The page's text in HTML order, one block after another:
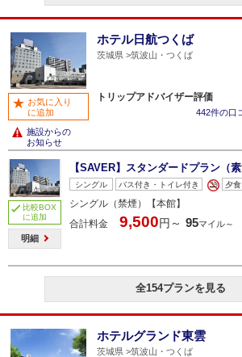
ホテル日航つくば
茨城県 筑波山・つくば
トリップアドバイザー評価
442件の口
お気に入り
に追加
施設からの
お知らせ
比較BOX
に追加
明細
【SAVER】スタンダードプラン（素
シングル バス付き・トイレ付き 夕
シングル（禁煙）【本館】
合計料金
9,500円～ 95マイル～
全154プランを見る
ホテルグランド東雲
茨城県 筑波山・つくば